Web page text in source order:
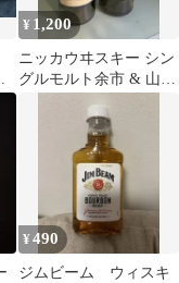
¥ 1,200
ニッカウヰスキー シン
グルモルト余市 & 山
¥490
ジムビーム ウィスキ